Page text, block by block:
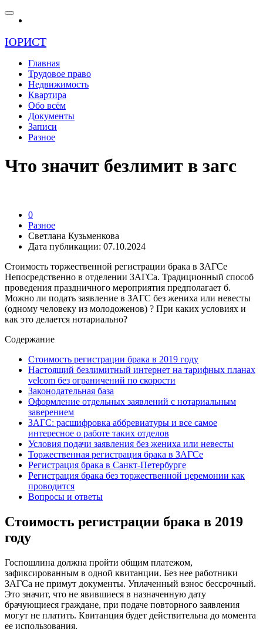
ЮРИСТ
Главная
Трудовое право
Недвижимость
Квартира
Обо всём
Документы
Записи
Разное
Что значит безлимит в загс
0
Разное
Светлана Кузьменкова
Дата публикации: 07.10.2024
Стоимость торжественной регистрации брака в ЗАГСе
Непосредственно в отделении ЗАГСа. Традиционный способ
проведения праздничного мероприятия предполагает б.
Можно ли подать заявление в ЗАГС без жениха или невесты
(одному человеку из молодоженов) ? При каких условиях и
как это делается нотариально?
Содержание
Стоимость регистрации брака в 2019 году
Настоящий безлимитный интернет на тарифных планах
velcom без ограничений по скорости
Законодательная база
Оформление отдельных заявлений с нотариальным
заверением
ЗАГС: расшифровка аббревиатуры и все самое
интересное о работе таких отделов
Условия подачи заявления без жениха или невесты
Торжественная регистрация брака в ЗАГСе
Регистрация брака в Санкт-Петербурге
Регистрация брака без торжественной церемонии как
проводится
Вопросы и ответы
Стоимость регистрации брака в 2019
году
Госпошлина должна пройти общим платежом,
зафиксированным в одной квитанции. Без нее работники
ЗАГСа не примут документы. Уплаченный взнос бессрочный.
Это значит, что не явившиеся в назначенную дату
брачующиеся граждане, при подаче повторного заявления
могут не платить. Квитанция будет действительна до момента
ее использования.